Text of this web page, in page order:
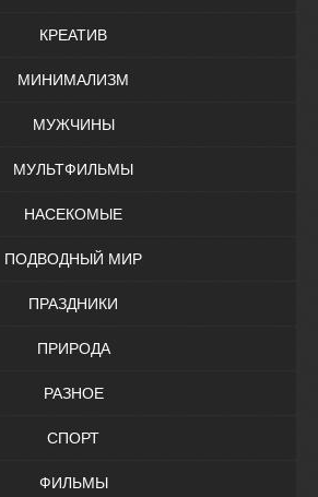
КРЕАТИВ
МИНИМАЛИЗМ
МУЖЧИНЫ
МУЛЬТФИЛЬМЫ
НАСЕКОМЫЕ
ПОДВОДНЫЙ МИР
ПРАЗДНИКИ
ПРИРОДА
РАЗНОЕ
СПОРТ
ФИЛЬМЫ